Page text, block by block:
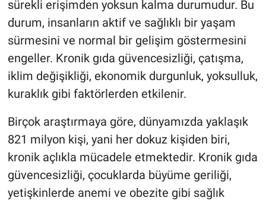
sürekli erişimden yoksun kalma durumudur. Bu
durum, insanların aktif ve sağlıklı bir yaşam
sürmesini ve normal bir gelişim göstermesini
engeller. Kronik gıda güvencesizliği, çatışma,
iklim değişikliği, ekonomik durgunluk, yoksulluk,
kuraklık gibi faktörlerden etkilenir.
Birçok araştırmaya göre, dünyamızda yaklaşık
821 milyon kişi, yani her dokuz kişiden biri,
kronik açlıkla mücadele etmektedir. Kronik gıda
güvencesizliği, çocuklarda büyüme geriliği,
yetişkinlerde anemi ve obezite gibi sağlık